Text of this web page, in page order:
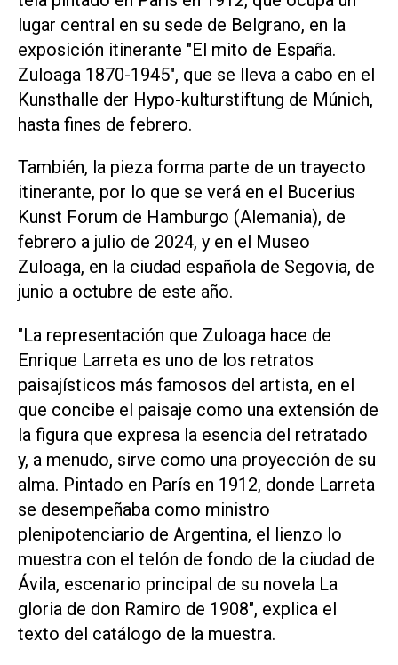
lugar central en su sede de Belgrano, en la
exposición itinerante "El mito de España.
Zuloaga 1870-1945", que se lleva a cabo en el
Kunsthalle der Hypo-kulturstiftung de Múnich,
hasta fines de febrero.
También, la pieza forma parte de un trayecto
itinerante, por lo que se verá en el Bucerius
Kunst Forum de Hamburgo (Alemania), de
febrero a julio de 2024, y en el Museo
Zuloaga, en la ciudad española de Segovia, de
junio a octubre de este año.
"La representación que Zuloaga hace de
Enrique Larreta es uno de los retratos
paisajísticos más famosos del artista, en el
que concibe el paisaje como una extensión de
la figura que expresa la esencia del retratado
y, a menudo, sirve como una proyección de su
alma. Pintado en París en 1912, donde Larreta
se desempeñaba como ministro
plenipotenciario de Argentina, el lienzo lo
muestra con el telón de fondo de la ciudad de
Ávila, escenario principal de su novela La
gloria de don Ramiro de 1908", explica el
texto del catálogo de la muestra.